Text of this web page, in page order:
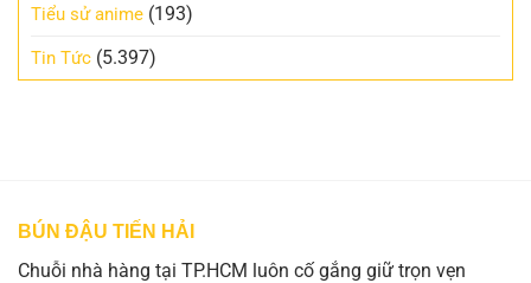
Tiểu sử anime (193)
Tin Tức (5.397)
BÚN ĐẬU TIẾN HẢI
Chuỗi nhà hàng tại TP.HCM luôn cố gắng giữ trọn vẹn